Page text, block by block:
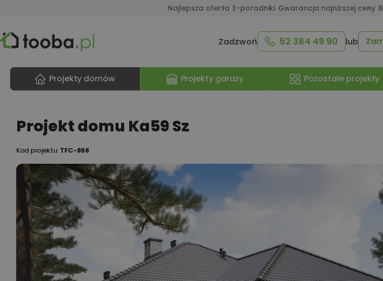
Najlepsza oferta E-poradniki Gwarancja najniższej ceny
Zadzwoń 52 384 49 90 lub
Projekty domów Projekty garaży Pozostałe projekty
Projekt domu Ka59 Sz
Kod projektu: TFC-898